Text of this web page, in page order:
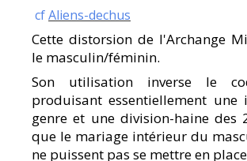
cfAliens-dechus
Cette distorsion de l'Archange
le masculin/féminin.
Son utilisation inverse le
produisant essentiellement une
genre et une division-haine des
que le mariage intérieur du
ne puissent pas se mettre en